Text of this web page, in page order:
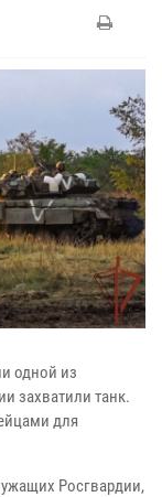
одной из
захватили танк.
для
Росгвардии,